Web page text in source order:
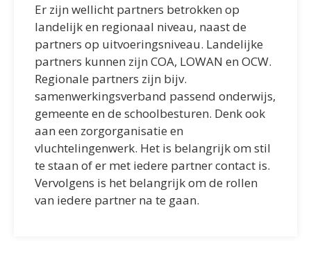
Er zijn wellicht partners betrokken op
landelijk en regionaal niveau, naast de
partners op uitvoeringsniveau. Landelijke
partners kunnen zijn COA, LOWAN en OCW.
Regionale partners zijn bijv.
samenwerkingsverband passend onderwijs,
gemeente en de schoolbesturen. Denk ook
aan een zorgorganisatie en
vluchtelingenwerk. Het is belangrijk om stil
te staan of er met iedere partner contact is.
Vervolgens is het belangrijk om de rollen
van iedere partner na te gaan.